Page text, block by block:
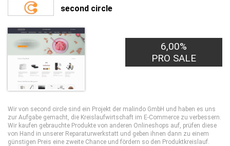
second circle
6,00%
PRO SALE
Wir von second circle sind ein Projekt der malindo GmbH und haben es uns
zur Aufgabe gemacht, die Kreislaufwirtschaft im E-Commerce zu verbessern.
Wir kaufen gebrauchte Produkte von anderen Onlineshops auf, prüfen diese
von Hand in unserer Reparaturwerkstatt und geben ihnen dann zu einem
günstigen Preis eine zweite Chance und fördern so den Produktkreislauf.